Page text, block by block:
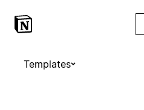
Templates